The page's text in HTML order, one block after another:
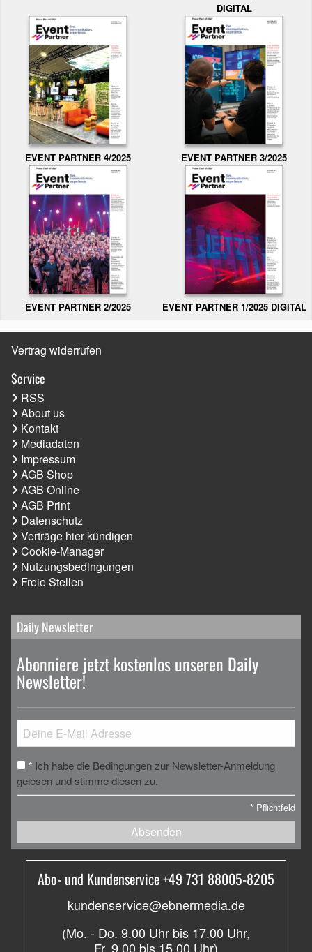
DIGITAL
EVENT PARTNER 4/2025 EVENT PARTNER 3/2025
EVENT PARTNER 2/2025 EVENT PARTNER 1/2025 DIGITAL
Vertrag widerrufen
Service
RSS
About us
Kontakt
Mediadaten
Impressum
AGB Shop
AGB Online
AGB Print
Datenschutz
Verträge hier kündigen
Cookie-Manager
Nutzungsbedingungen
Freie Stellen
Daily Newsletter
Abonniere jetzt kostenlos unseren Daily
Newsletter!
* Ich habe die Bedingungen zur Newsletter-Anmeldung
gelesen und stimme diesen zu.
* Pflichtfeld
Absenden
Abo- und Kundenservice +49 731 88005-8205
kundenservice@ebnermedia.de
(Mo. - Do. 9.00 Uhr bis 17.00 Uhr,
Fr. 9.00 bis 15.00 Uhr)